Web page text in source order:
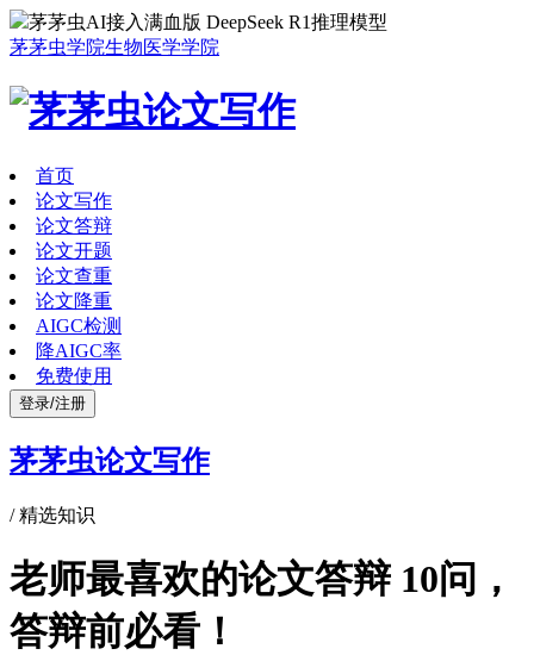
茅茅虫AI接入满血版 DeepSeek R1推理模型
茅茅虫学院生物医学学院
首页
论文写作
论文答辩
论文开题
论文查重
论文降重
AIGC检测
降AIGC率
免费使用
登录/注册
茅茅虫论文写作
/精选知识
老师最喜欢的论文答辩 10问，
答辩前必看！